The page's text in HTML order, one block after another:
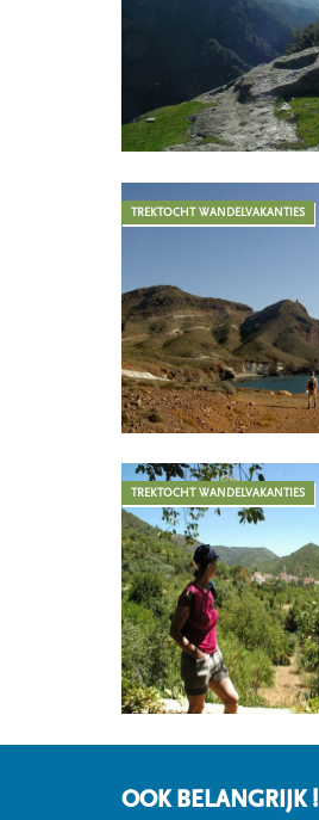
TREKTOCHT WANDELVAKANTIES
TREKTOCHT WANDELVAKANTIES
OOK BELANGRIJK !